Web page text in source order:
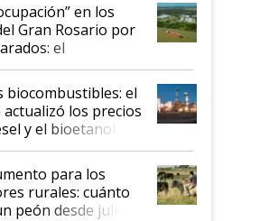
en los
Gran Rosario por
el
de las
en tensión tras
de fuerza de los
biocombustibles: el
los precios
y el bioetanol
para los
rurales: cuánto
peón desde julio